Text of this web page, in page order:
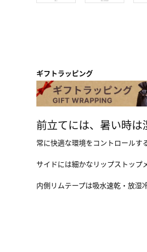
ギフトラッピング
前立てには、暑い時
常に快適な環境をコントロールす
サイドには細かなリップストップ
内側リムテープは吸水速乾・放湿